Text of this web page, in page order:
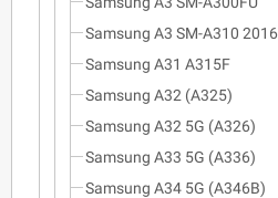
Samsung A3 SM-A310 2016
Samsung A31 A315F
Samsung A32 (A325)
Samsung A32 5G (A326)
Samsung A33 5G (A336)
Samsung A34 5G (A346B)